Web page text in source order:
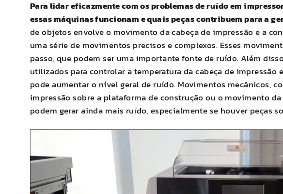
Para lidar eficazmente com os problemas de ruído em
essas máquinas funcionam e quais peças contribuem para a
de objetos envolve o movimento da cabeça de impressão e a
uma série de movimentos precisos e complexos. Esses
passo, que podem ser uma importante fonte de ruído. Além
utilizados para controlar a temperatura da cabeça de impressão
pode aumentar o nível geral de ruído. Movimentos mecânicos,
impressão sobre a plataforma de construção ou o movimento
podem gerar ainda mais ruído, especialmente se houver peças